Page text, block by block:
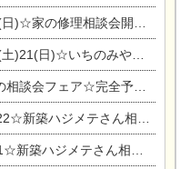
相談会開催 in 扶桑オークビレッジ
逸品市に出店します【ひのきのバラ販売】
談会フェア☆完全予約制
談会 『集まれ！農地に家を建てたい人！』
集まれ！農地に家を建てたい人！』完全予約制